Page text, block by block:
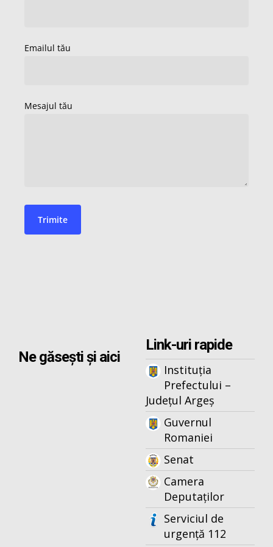
Ne găsești și aici
Link-uri rapide
Instituția
Prefectului –
Județul Argeș
Guvernul
Romaniei
Senat
Camera
Deputaților
Serviciul de
urgență 112